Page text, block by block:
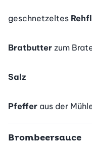
geschnetzeltes
Bratbutter zum
Salz
Pfeffer aus der
Brombeersauce